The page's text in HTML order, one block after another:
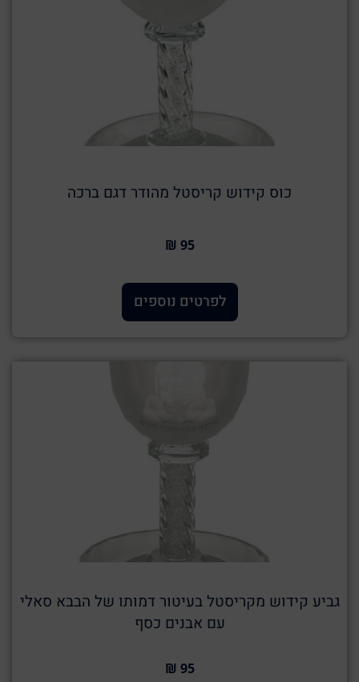
כוס קידוש קריסטל מהודר דגם ברכה
95 ₪
לפרטים נוספים
גביע קידוש מקריסטל בעיטור דמותו של הבבא סאלי
עם אבנים כסף
95 ₪